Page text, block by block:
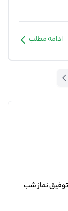
ادامه مطلب
نماز شب